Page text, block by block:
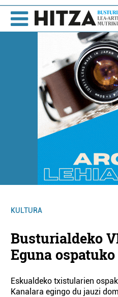
KULTURA
Busturialdeko
Eguna
Eskualdeko txistularien
Kanalara egingo du jauzi